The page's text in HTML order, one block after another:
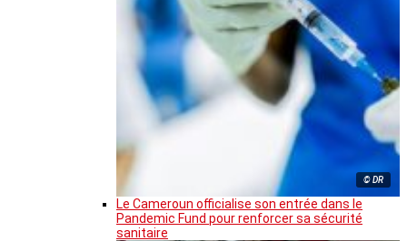
© DR
Le Cameroun officialise son entrée dans le
Pandemic Fund pour renforcer sa sécurité
sanitaire